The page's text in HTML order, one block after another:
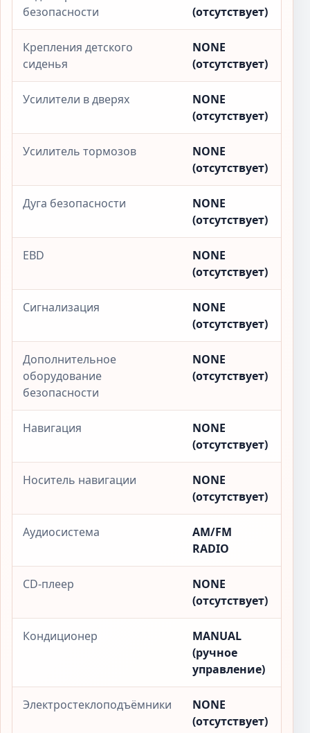
безопасности
(отсутствует)
Крепления детского
сиденья
NONE
(отсутствует)
Усилители в дверях
NONE
(отсутствует)
Усилитель тормозов
NONE
(отсутствует)
Дуга безопасности
NONE
(отсутствует)
EBD
NONE
(отсутствует)
Сигнализация
NONE
(отсутствует)
Дополнительное
оборудование
безопасности
NONE
(отсутствует)
Навигация
NONE
(отсутствует)
Носитель навигации
NONE
(отсутствует)
Аудиосистема
AM/FM
RADIO
CD-плеер
NONE
(отсутствует)
Кондиционер
MANUAL
(ручное
управление)
Электростеклоподъёмники
NONE
(отсутствует)